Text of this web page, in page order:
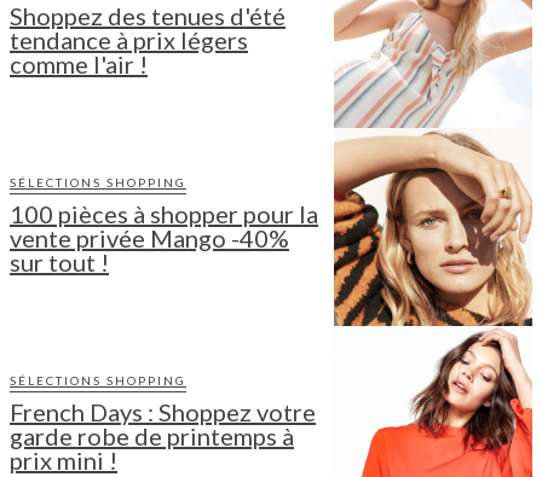
Shoppez des tenues d'été
tendance à prix légers
comme l'air !
SÉLECTIONS SHOPPING
100 pièces à shopper pour la
vente privée Mango -40%
sur tout !
SÉLECTIONS SHOPPING
French Days : Shoppez votre
garde robe de printemps à
prix mini !